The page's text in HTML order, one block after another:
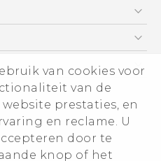
van cookies voor
van de
prestaties, en
en reclame. U
door te
knop of het
zur Sicherheit und
start guide
manual
regulatory guide